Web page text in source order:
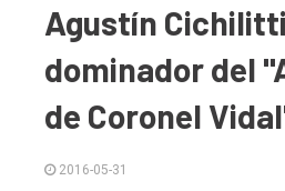
Agustín Cichilitti
dominador del
de Coronel
2016-05-31